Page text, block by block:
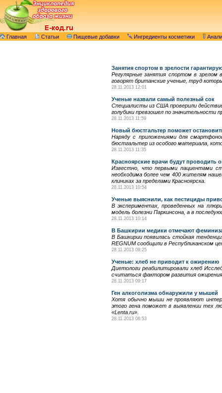
Главная Статьи Пищевые добавки Ингредиенты косметики
Занятия спортом в зрелости
Регулярные занятия спортом в зрелом
говорят британские ученые, труд
28.11.2013 12:01
Ученые назвали самый полезный сок
Специалисты из США проверили действие
голубики превзошел по значительности
28.11.2013 11:59
Новый бюстгальтер поможет
Наряду с приложениями для
бюстгальтер из особого материала,
28.11.2013 11:35
Красноярские врачи будут проводить
Известно, что первыми пациентами
необходима более чем 400 жителям
клиниках за пределами Красноярска.
28.11.2013 10:54
Ученые выяснили, как пестициды
В экспериментах, проведенных на
модель болезни Паркинсона, а в
28.11.2013 10:14
В Башкирии медики отмечают
В Башкирии появилась стойкая
REGNUM сообщили в Республиканском
28.11.2013 09:25
Ученые: хлеб не приводит к ожирению
Диетологи реабилитировали хлеб
считаться фактором развития
28.11.2013 09:17
Ген алкоголизма обнаружили у мышей
Хотя обычно мыши не проявляют
этого гена поможет в выявлении тех
«Lenta.ru».
28.11.2013 08:53